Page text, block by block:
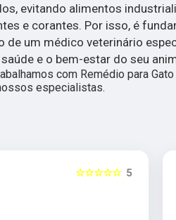
evitando alimentos
e corantes. Por isso, é
de um médico veterinário
e o bem-estar do seu
com Remédio para
especialistas.
5
☆☆☆☆☆